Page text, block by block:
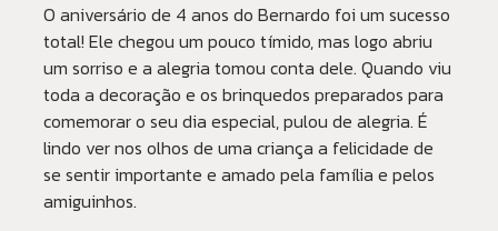
O aniversário de 4 anos do Bernardo foi um sucesso
total! Ele chegou um pouco tímido, mas logo abriu
um sorriso e a alegria tomou conta dele. Quando viu
toda a decoração e os brinquedos preparados para
comemorar o seu dia especial, pulou de alegria. É
lindo ver nos olhos de uma criança a felicidade de
se sentir importante e amado pela família e pelos
amiguinhos.